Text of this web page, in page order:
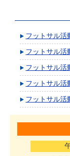
フットサル活
フットサル活
フットサル活
フットサル活
フットサル活